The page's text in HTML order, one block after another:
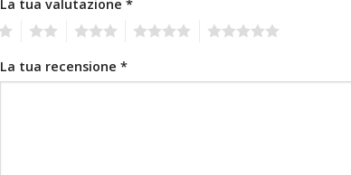
La tua valutazione *
La tua recensione *